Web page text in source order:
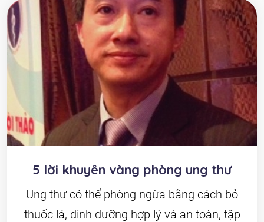
5 lời khuyên vàng phòng ung thư
Ung thư có thể phòng ngừa bằng cách bỏ
thuốc lá, dinh dưỡng hợp lý và an toàn, tập